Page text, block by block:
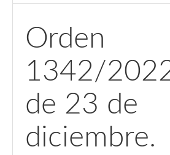
Orden
1342/
de 23 de
diciembre.